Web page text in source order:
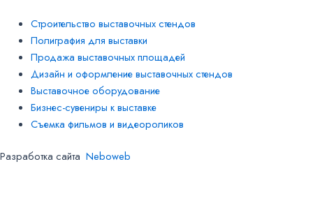
Строительство выставочных стендов
Полиграфия для выставки
Продажа выставочных площадей
Дизайн и оформление выставочных стендов
Выставочное оборудование
Бизнес-сувениры к выставке
Съемка фильмов и видеороликов
Разработка сайта Neboweb